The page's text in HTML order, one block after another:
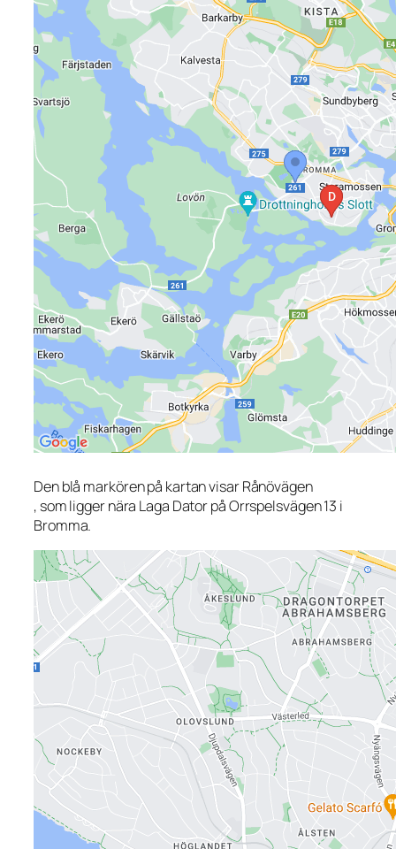
Den blå markören på kartan visar Rånövägen
, som ligger nära Laga Dator på Orrspelsvägen 13 i
Bromma.